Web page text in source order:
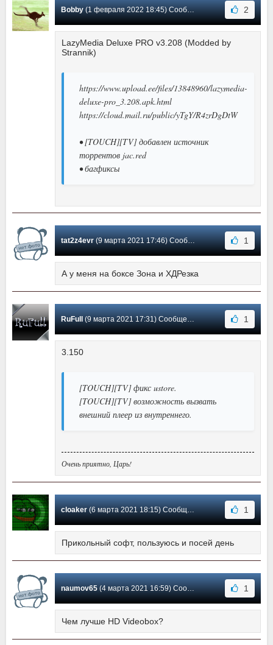
Bobby(1 февраля 2022 18:45) Сообщение #0 2
LazyMedia Deluxe PRO v3.208 (Modded by
Strannik)
https://www.upload.ee/files/13848960/lazymedia-
deluxe-pro_3.208.apk.html
https://cloud.mail.ru/public/yTgY/R4zrDgDtW
• [TOUCH][TV] добавлен источник
торрентов jac.red
• багфиксы
tat2z4evr(9 марта 2021 17:46) Сообщение #-1 1
А у меня на боксе Зона и ХДРезка
RuFull (9 марта 2021 17:31) Сообщение #-2 1
3.150
[TOUCH][TV] фикс ustore.
[TOUCH][TV] возможность вызвать
внешний плеер из внутреннего.
Очень приятно, Царь!
cloaker(6 марта 2021 18:15) Сообщение #-3 1
Прикольный софт, пользуюсь и посей день
naumov65(4 марта 2021 16:59) Сообщение #-4 1
Чем лучше HD Videobox?